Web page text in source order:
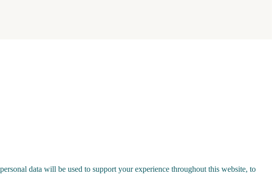
data will be used to support your experience throughout this website, to